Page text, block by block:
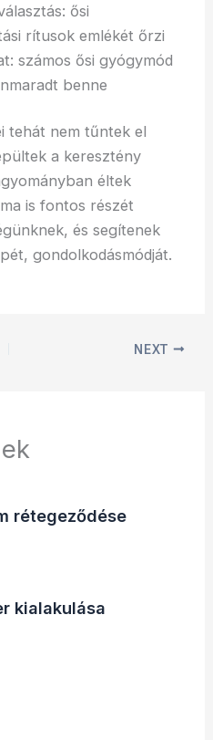
ősi
rítusok emlékét őrzi
számos ősi gyógymód
benne
tehát nem tűntek el
a keresztény
éltek
is fontos részét
és segítenek
gondolkodásmódját.
NEXT
rétegeződése
kialakulása